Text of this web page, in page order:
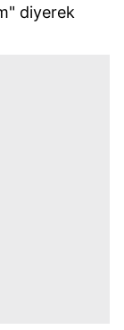
diyerek